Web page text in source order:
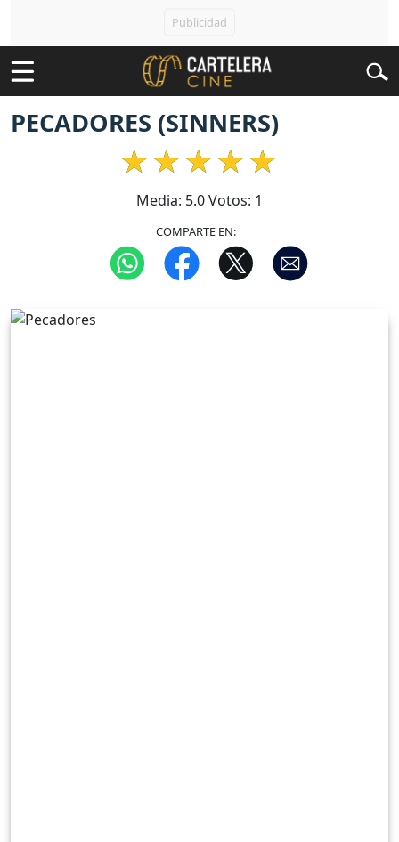
PECADORES (SINNERS)
Media: 5.0Votos: 1
COMPARTE EN: